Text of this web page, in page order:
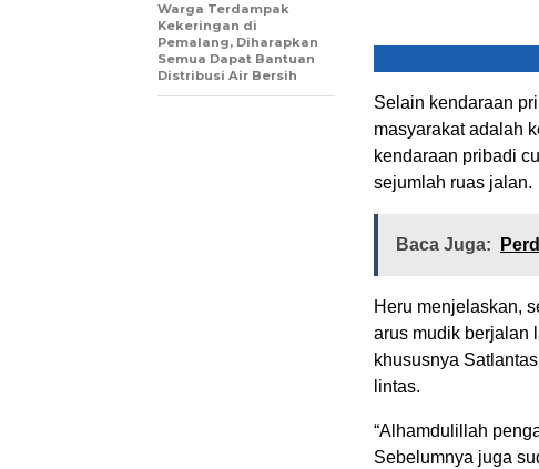
Selain kendaraan
masyarakat adalah
kendaraan pribadi
sejumlah ruas jalan.
Baca Juga:
Heru menjelaskan,
arus mudik berjalan
khususnya
lintas.
“Alhamdulillah
Sebelumnya juga
Warga Terdampak
Kekeringan di
Pemalang, Diharapkan
Semua Dapat Bantuan
Distribusi Air Bersih